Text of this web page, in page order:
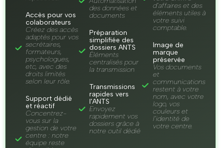
Accès pour vos
colaborateurs
Créez des accès
adaptés pour vos
secrétaires,
formateurs,
psychologues,
etc, avec des
droits limités
selon leur rôle.
Support dédié
et réactif
Concentrez-
vous sur la
gestion de votre
centre : notre
équipe reste
des données et
documents
Préparation
simplifiée des
dossiers ANTS
Éléments
centralisés pour
la transmission
Transmissions
rapides vers
l'ANTS
Envoyez
rapidement vos
dossiers grâce à
notre outil dédié
d’affaires et des
éléments utiles à
votre suivi
comptable.
Image de
marque
préservée
Vos documents
et
communications
restent à votre
nom, avec votre
logo, vos
couleurs et
l’identité de
votre centre.